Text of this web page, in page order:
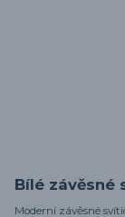
Bílé závěsné
Moderní závěsné